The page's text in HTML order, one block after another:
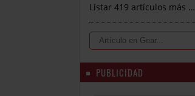
Listar 419 artículos más …
PUBLICIDAD